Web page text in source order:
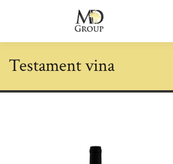
Testament vina